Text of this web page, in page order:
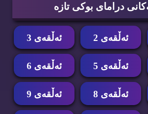
درامای بوكی تازه‌
ئه‌ڵقه‌ی 2 ئه‌ڵقه‌ی 3
ئه‌ڵقه‌ی 5 ئه‌ڵقه‌ی 6
ئه‌ڵقه‌ی 8 ئه‌ڵقه‌ی 9